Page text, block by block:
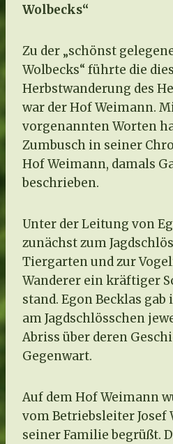
Wolbecks“
Zu der „schönst
Wolbecks“ führte die
Herbstwanderung des
war der Hof Weimann.
vorgenannten Worten
Zumbusch in seiner
Hof Weimann, damals
beschrieben.
Unter der Leitung von
zunächst zum
Tiergarten und zur
Wanderer ein kräftiger
stand. Egon Becklas
am Jagdschlösschen
Abriss über deren
Gegenwart.
Auf dem Hof Weimann
vom Betriebsleiter Josef
seiner Familie begrüßt.